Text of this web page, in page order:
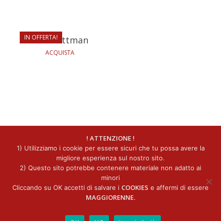
IN OFFERTA!
The Buttman
ACQUISTA
facebook instagram
© 2016-2020 - VIVI Kinky Minded Design
! ATTENZIONE !
1) Utilizziamo i cookie per essere sicuri che tu possa avere la
migliore esperienza sul nostro sito.
2) Questo sito potrebbe contenere materiale non adatto ai
minori
Cliccando su OK accetti di salvare i COOKIES e affermi di essere
MAGGIORENNE.